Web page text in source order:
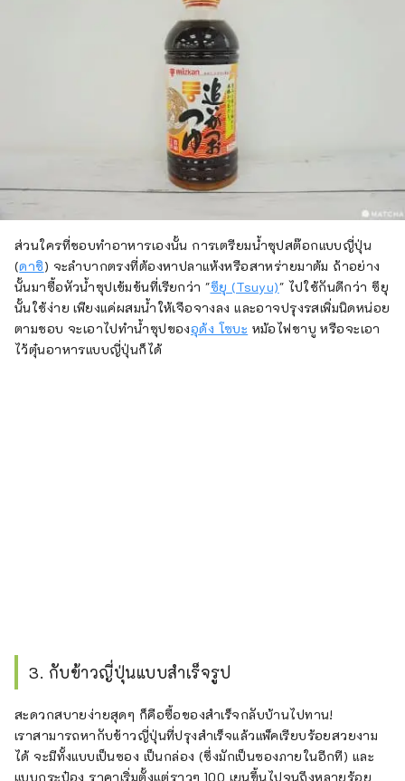
ส่วนใครที่ชอบทำอาหารเองนั้น การเตรียมน้ำซุปสต๊อกแบบญี่ปุ่น
(ดาชิ) จะลำบากตรงที่ต้องหาปลาแห้งหรือสาหร่ายมาต้ม ถ้าอย่าง
นั้นมาซื้อหัวน้ำซุปเข้มข้นที่เรียกว่า "ซึยุ (Tsuyu)" ไปใช้กันดีกว่า ซึยุ
นั้นใช้ง่าย เพียงแค่ผสมน้ำให้เจือจางลง และอาจปรุงรสเพิ่มนิดหน่อย
ตามชอบ จะเอาไปทำน้ำซุปของอุด้ง โซบะ หม้อไฟชาบู หรือจะเอา
ไว้ตุ๋นอาหารแบบญี่ปุ่นก็ได้
3. กับข้าวญี่ปุ่นแบบสำเร็จรูป
สะดวกสบายง่ายสุดๆ ก็คือซื้อของสำเร็จกลับบ้านไปทาน!
เราสามารถหากับข้าวญี่ปุ่นที่ปรุงสำเร็จแล้วแพ็คเรียบร้อยสวยงาม
ได้ จะมีทั้งแบบเป็นซอง เป็นกล่อง (ซึ่งมักเป็นซองภายในอีกที) และ
แบบกระป๋อง ราคาเริ่มตั้งแต่ราวๆ 100 เยนขึ้นไปจนถึงหลายร้อย